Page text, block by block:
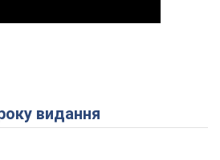
Play Video
видання